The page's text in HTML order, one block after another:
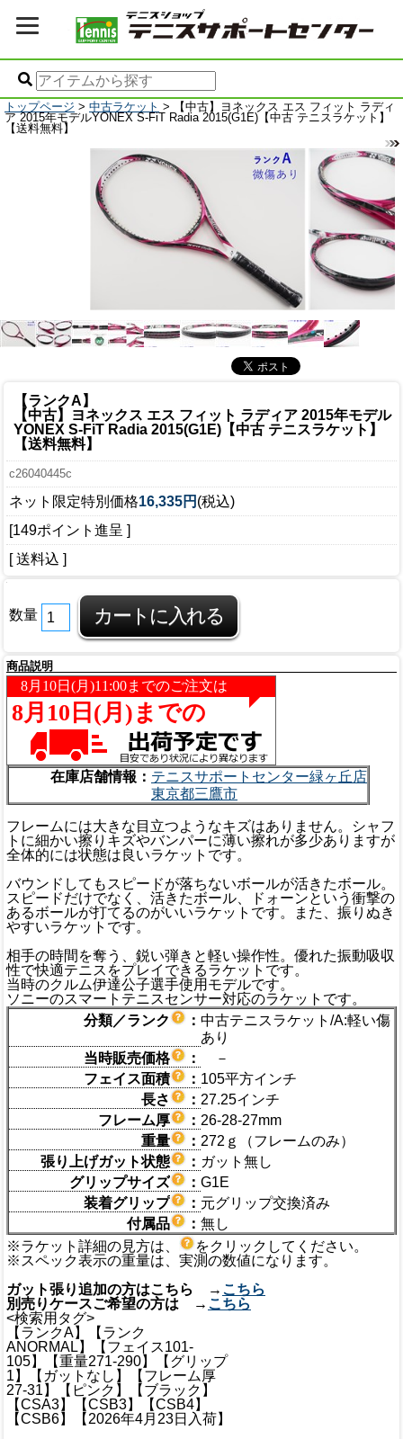
トップページ > 中古ラケット > 【中古】ヨネックス エス フィット ラディ
ア 2015年モデルYONEX S-FiT Radia 2015(G1E)【中古 テニスラケット】
【送料無料】
【ランクA】
【中古】ヨネックス エス フィット ラディア 2015年モデル
YONEX S-FiT Radia 2015(G1E)【中古 テニスラケット】
【送料無料】
c26040445c
ネット限定特別価格16,335円 (税込)
[149ポイント進呈 ]
[ 送料込 ]
数量
商品説明
在庫店舗情報： テニスサポートセンター緑ヶ丘店
東京都三鷹市
フレームには大きな目立つようなキズはありません。シャフ
トに細かい擦りキズやバンパーに薄い擦れが多少ありますが
全体的には状態は良いラケットです。
バウンドしてもスピードが落ちないボールが活きたボール。
スピードだけでなく、活きたボール、ドォーンという衝撃の
あるボールが打てるのがいいラケットです。また、振りぬき
やすいラケットです。
相手の時間を奪う、鋭い弾きと軽い操作性。優れた振動吸収
性で快適テニスをプレイできるラケットです。
当時のクルム伊達公子選手使用モデルです。
ソニーのスマートテニスセンサー対応のラケットです。
分類／ランク
： 中古テニスラケット/A:軽い傷
あり
当時販売価格
：
－
フェイス面積
： 105平方インチ
長さ
： 27.25インチ
フレーム厚
： 26-28-27mm
重量
： 272ｇ（フレームのみ）
張り上げガット状態
： ガット無し
グリップサイズ
： G1E
装着グリップ
： 元グリップ交換済み
付属品
： 無し
※ラケット詳細の見方は、
をクリックしてください。
※スペック表示の重量は、実測の数値になります。
ガット張り追加の方はこちら → こちら
別売りケースご希望の方は → こちら
<検索用タグ>
【ランクA】【ランク
ANORMAL】【フェイス101-
105】【重量271-290】【グリップ
1】【ガットなし】【フレーム厚
27-31】【ピンク】【ブラック】
【CSA3】【CSB3】【CSB4】
【CSB6】【2026年4月23日入荷】